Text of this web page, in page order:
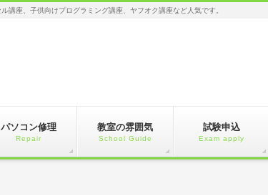
講座、子供向けプログラミング講座、ヤフオク講座など人気です。
パソコン修理
Repair
教室の雰囲気
School Guide
試験申込
Exam apply